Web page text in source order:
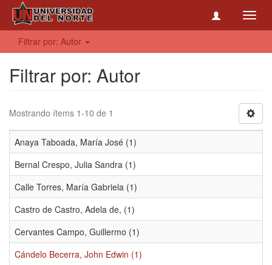
Filtrar por: Autor
Filtrar por: Autor
Mostrando ítems 1-10 de 1
Anaya Taboada, María José (1)
Bernal Crespo, Julia Sandra (1)
Calle Torres, María Gabriela (1)
Castro de Castro, Adela de, (1)
Cervantes Campo, Guillermo (1)
Cándelo Becerra, John Edwin (1)